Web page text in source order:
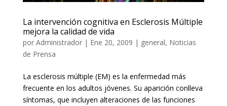
La intervención cognitiva en Esclerosis Múltiple
mejora la calidad de vida
por Administrador| Ene 20, 2009 | general, Noticias
de Prensa
La esclerosis múltiple (EM) es la enfermedad más
frecuente en los adultos jóvenes. Su aparición conlleva
síntomas, que incluyen alteraciones de las funciones